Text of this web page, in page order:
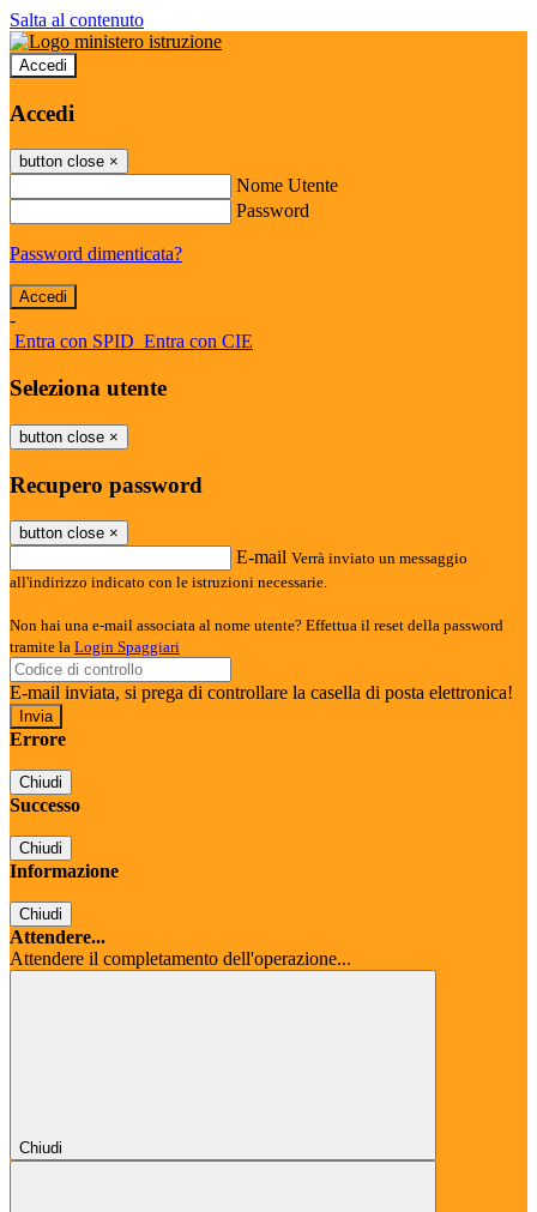
Salta al contenuto
Accedi
Accedi
button close ×
Nome Utente
Password
Password dimenticata?
-
Entra con SPID Entra con CIE
Seleziona utente
button close ×
Recupero password
button close ×
E-mail Verrà inviato un messaggio
all'indirizzo indicato con le istruzioni necessarie.
Non hai una e-mail associata al nome utente? Effettua il reset della password
tramite la Login Spaggiari
E-mail inviata, si prega di controllare la casella di posta elettronica!
Errore
Chiudi
Successo
Chiudi
Informazione
Chiudi
Attendere...
Attendere il completamento dell'operazione...
Chiudi